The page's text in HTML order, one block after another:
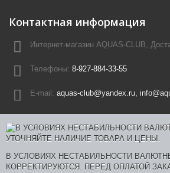
Контактная информация
Интернет-магазин AQUAS-CLUB,
Телефоны: 8-927-884-33-55
E-mail: aquas-club@yandex.ru,
В УСЛОВИЯХ НЕСТАБИЛЬНОСТИ
КОРРЕКТИРУЮТСЯ. ПЕРЕД ОПЛАТОЙ